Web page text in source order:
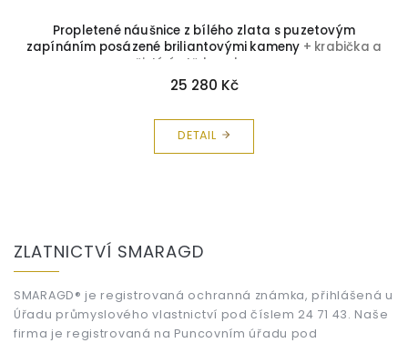
Propletené náušnice z bílého zlata s puzetovým
zapínáním posázené briliantovými kameny + krabička a
čistící utěrka zdarma
25 280 Kč
DETAIL
ZLATNICTVÍ SMARAGD
SMARAGD® je registrovaná ochranná známka, přihlášená u
Úřadu průmyslového vlastnictví pod číslem 24 71 43. Naše
firma je registrovaná na Puncovním úřadu pod